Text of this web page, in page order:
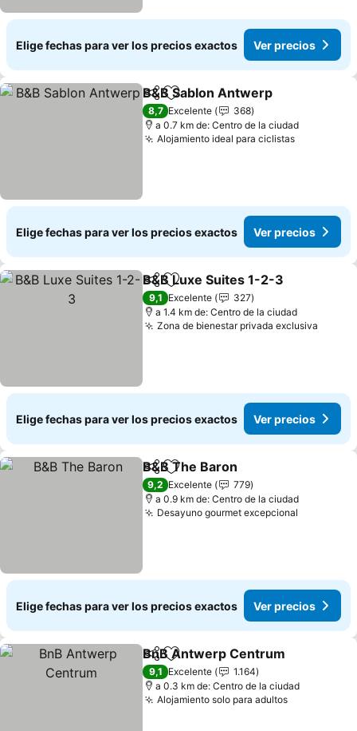
Elige fechas para ver los precios exactos Ver precios
CompartirAgregar a favoritos
B&B Sablon Antwerp
8,7 Excelente
368
a 0.7 km de: Centro de la ciudad
Alojamiento ideal para ciclistas
Elige fechas para ver los precios exactos Ver precios
CompartirAgregar a favoritos
B&B Luxe Suites 1-2-3
9,1 Excelente
327
a 1.4 km de: Centro de la ciudad
Zona de bienestar privada exclusiva
Elige fechas para ver los precios exactos Ver precios
CompartirAgregar a favoritos
B&B The Baron
9,2 Excelente
779
a 0.9 km de: Centro de la ciudad
Desayuno gourmet excepcional
Elige fechas para ver los precios exactos Ver precios
CompartirAgregar a favoritos
BnB Antwerp Centrum
9,1 Excelente
1.164
a 0.3 km de: Centro de la ciudad
Alojamiento solo para adultos